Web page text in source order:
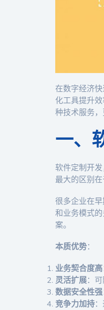
在数字经济
化工具提升
种技术服务，
一、
软件定制开
最大的区别
很多企业在
和业务模式
案。
本质优势：
业务契合度高
灵活扩展：
数据安全性强
竞争力加持